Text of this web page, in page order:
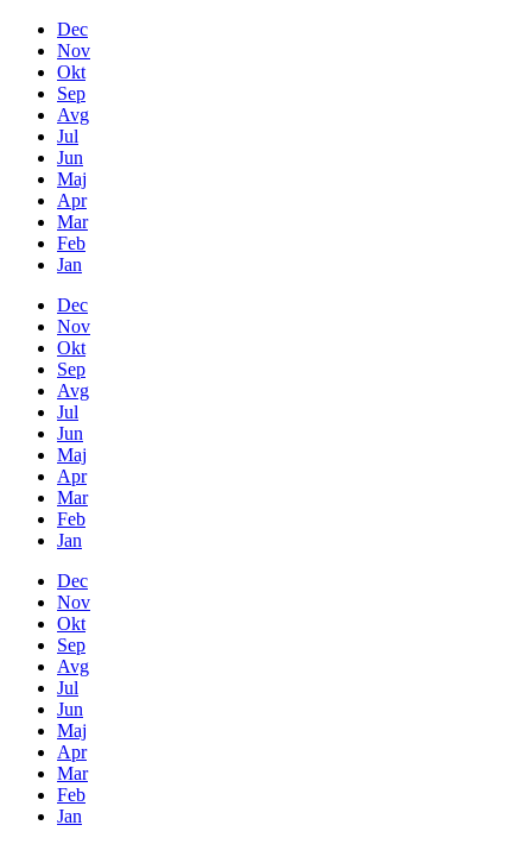
Dec
Nov
Okt
Sep
Avg
Jul
Jun
Maj
Apr
Mar
Feb
Jan
Dec
Nov
Okt
Sep
Avg
Jul
Jun
Maj
Apr
Mar
Feb
Jan
Dec
Nov
Okt
Sep
Avg
Jul
Jun
Maj
Apr
Mar
Feb
Jan